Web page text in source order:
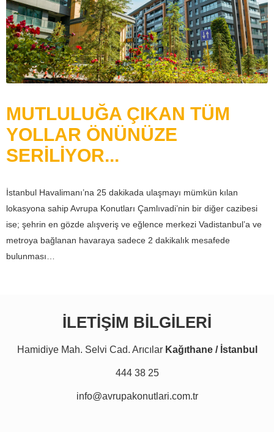
MUTLULUĞA ÇIKAN TÜM
YOLLAR ÖNÜNÜZE
SERİLİYOR...
İstanbul Havalimanı’na 25 dakikada ulaşmayı mümkün kılan
lokasyona sahip Avrupa Konutları Çamlıvadi’nin bir diğer cazibesi
ise; şehrin en gözde alışveriş ve eğlence merkezi Vadistanbul’a ve
metroya bağlanan havaraya sadece 2 dakikalık mesafede
bulunması…
İLETİŞİM BİLGİLERİ
Hamidiye Mah. Selvi Cad. Arıcılar Kağıthane / İstanbul
444 38 25
info@avrupakonutlari.com.tr